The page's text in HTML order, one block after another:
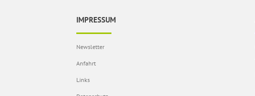
IMPRESSUM
Newsletter
Anfahrt
Links